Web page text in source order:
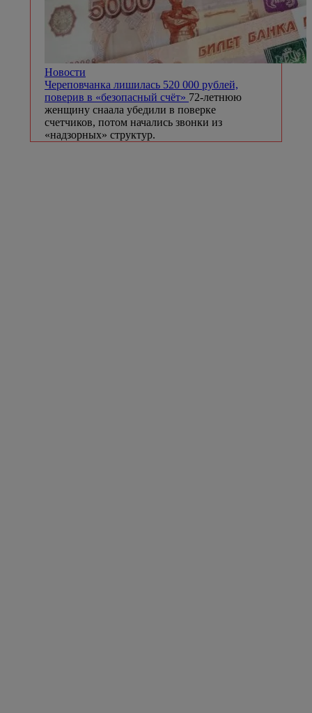
Новости
Череповчанка лишилась 520 000 рублей,
поверив в «безопасный счёт» 72-летнюю
женщину снаала убедили в поверке
счетчиков, потом начались звонки из
«надзорных» структур.